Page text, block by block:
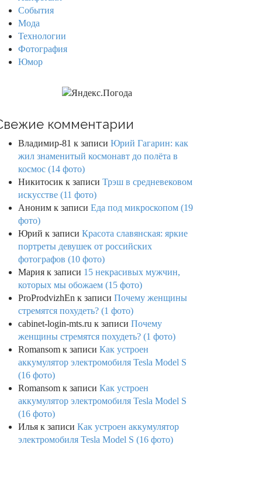
События
Мода
Технологии
Фотография
Юмор
комментарии
Владимир-81 к записи Юрий Гагарин: как
жил знаменитый космонавт до полёта в
космос (14 фото)
Никитосик к записи Трэш в средневековом
искусстве (11 фото)
Аноним к записи Еда под микроскопом (19
фото)
Юрий к записи Красота славянская: яркие
портреты девушек от российских
фотографов (10 фото)
Мария к записи 15 некрасивых мужчин,
которых мы обожаем (15 фото)
ProProdvizhEn к записи Почему женщины
стремятся похудеть? (1 фото)
cabinet-login-mts.ru к записи Почему
женщины стремятся похудеть? (1 фото)
Romansom к записи Как устроен
аккумулятор электромобиля Tesla Model S
(16 фото)
Romansom к записи Как устроен
аккумулятор электромобиля Tesla Model S
(16 фото)
Илья к записи Как устроен аккумулятор
электромобиля Tesla Model S (16 фото)